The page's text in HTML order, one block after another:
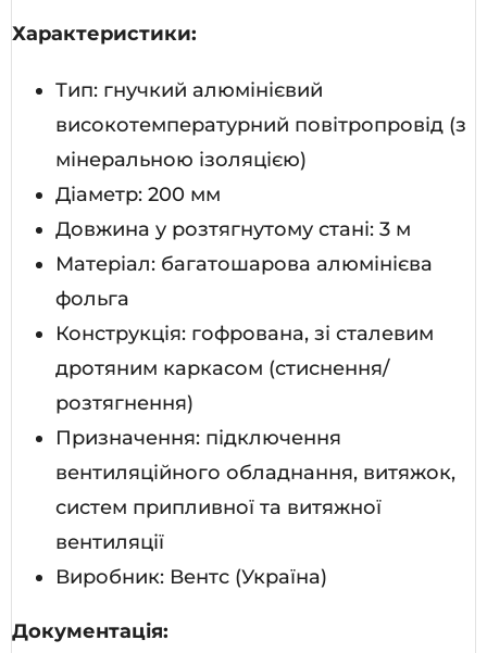
Характеристики:
Тип: гнучкий алюмінієвий
високотемпературний повітропровід (з
мінеральною ізоляцією)
Діаметр: 200 мм
Довжина у розтягнутому стані: 3 м
Матеріал: багатошарова алюмінієва
фольга
Конструкція: гофрована, зі сталевим
дротяним каркасом (стиснення/
розтягнення)
Призначення: підключення
вентиляційного обладнання, витяжок,
систем припливної та витяжної
вентиляції
Виробник: Вентс (Україна)
Документація: